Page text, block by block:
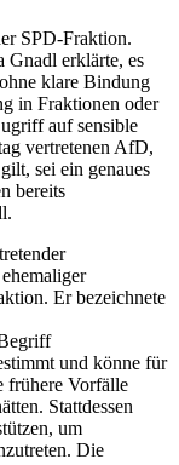
SPD-Fraktion.
Gnadl erklärte, es
klare Bindung
in Fraktionen oder
auf sensible
vertretenen AfD,
sei ein genaues
bereits
Er bezeichnete
und könne für
frühere Vorfälle
Stattdessen
um
Die